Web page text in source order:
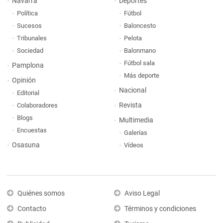
Política
Sucesos
Tribunales
Sociedad
Pamplona
Opinión
Editorial
Colaboradores
Blogs
Encuestas
Osasuna
Fútbol
Baloncesto
Pelota
Balonmano
Fútbol sala
Más deporte
Nacional
Revista
Multimedia
Galerías
Vídeos
Quiénes somos
Contacto
Aviso Legal
Términos y condiciones